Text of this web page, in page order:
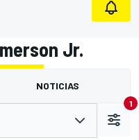
Jr.
NOTICIAS
1